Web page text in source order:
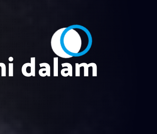
dalam